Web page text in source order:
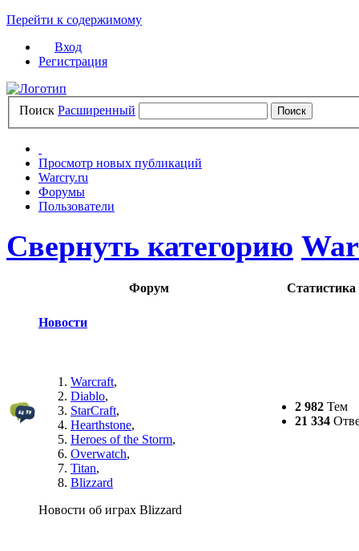
Перейти к содержимому
Вход
Регистрация
Поиск Расширенный
Просмотр новых публикаций
Warcry.ru
Форумы
Пользователи
Свернуть категорию
Форум Статистика
Новости
Warcraft,
Diablo,
StarCraft,
Hearthstone,
Heroes of the Storm,
Overwatch,
Titan,
Blizzard
Новости об играх Blizzard
2 982 Тем
21 334